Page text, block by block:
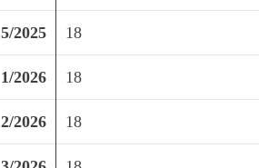
5/2025 18
1/2026 18
2/2026 18